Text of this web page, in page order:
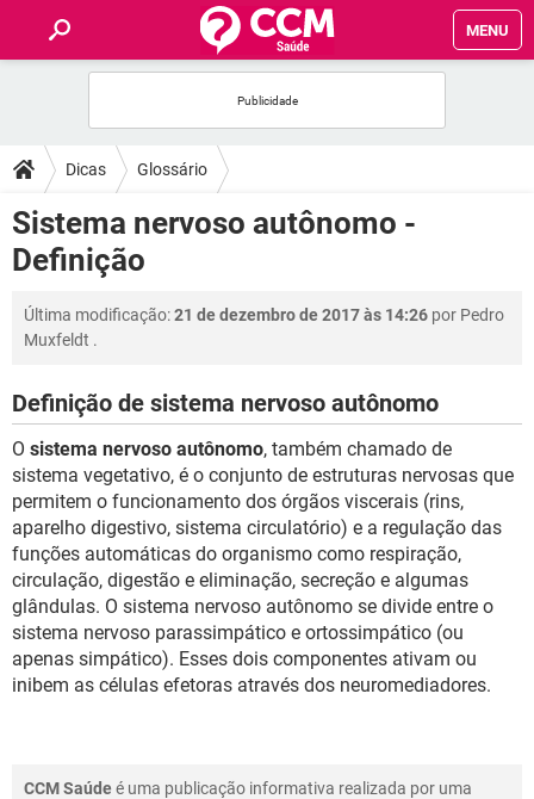
MENU
FÓRUM
SAÚDE
FAMÍLIA
NUTRIÇÃO
BEM-ESTAR
SEXUALIDADE
GLOSSÁRIO
Dicas Glossário
Sistema nervoso autônomo -
Definição
Última modificação:21 de dezembro de 2017 às 14:26 por Pedro
Muxfeldt .
Definição de sistema nervoso autônomo
O sistema nervoso autônomo, também chamado de
sistema vegetativo, é o conjunto de estruturas nervosas que
permitem o funcionamento dos órgãos viscerais (rins,
aparelho digestivo, sistema circulatório) e a regulação das
funções automáticas do organismo como respiração,
circulação, digestão e eliminação, secreção e algumas
glândulas. O sistema nervoso autônomo se divide entre o
sistema nervoso parassimpático e ortossimpático (ou
apenas simpático). Esses dois componentes ativam ou
inibem as células efetoras através dos neuromediadores.
CCM Saúdeé uma publicação informativa realizada por uma